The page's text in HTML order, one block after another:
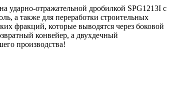
ударно-отражательной дробилкой SPG1213I с
а также для переработки строительных
фракций, которые выводятся через боковой
конвейер, а двухдечный
производства!